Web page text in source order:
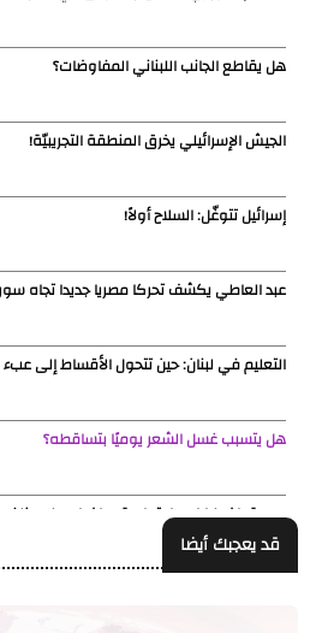
هل يقاطع الجانب اللبناني المفاوضات؟
الجيش الإسرائيلي يخرق المنطقة التجريبيّة!
إسرائيل تتوغّل: السلاح أولاً!
عبد العاطي يكشف تحركا مصريا جديدا تجاه
التعليم في لبنان: حين تتحول الأقساط إلى عبء
هل يتسبب غسل الشعر يوميًا بتساقطه؟
موجة اضطرابات اجتماعية واضراب لموظفي
لتقسيط المستحقات
قد يعجبك أيضا